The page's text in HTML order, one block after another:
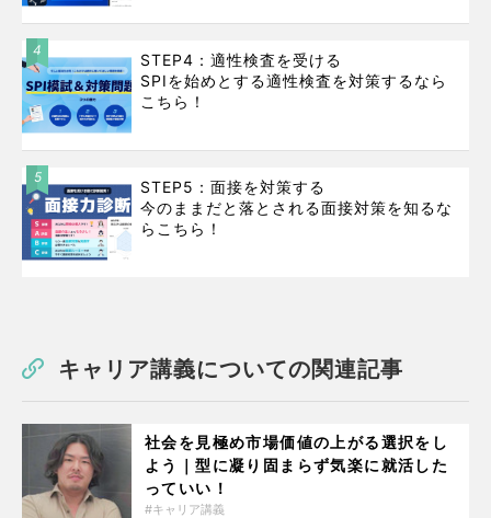
4
STEP4：適性検査を受ける
SPIを始めとする適性検査を対策するなら
こちら！
5
STEP5：面接を対策する
今のままだと落とされる面接対策を知るな
らこちら！
キャリア講義についての関連記事
社会を見極め市場価値の上がる選択をし
よう｜型に凝り固まらず気楽に就活した
っていい！
キャリア講義